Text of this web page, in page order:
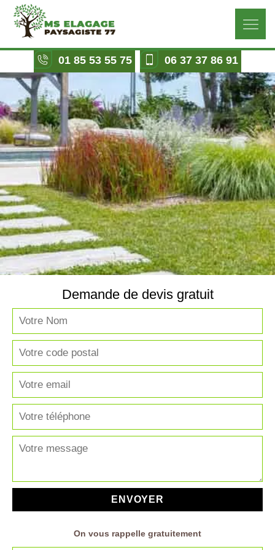
01 85 53 55 75 06 37 37 86 91
Demande de devis gratuit
On vous rappelle gratuitement